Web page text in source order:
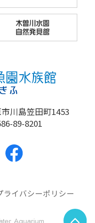
川島笠田町1453
89-8201
ライバシーポリシー
Aquarium